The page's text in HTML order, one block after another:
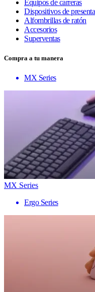
Equipos de carreras
Dispositivos de
Alfombrillas de ratón
Accesorios
Superventas
Compra a tu manera
MX Series
MX Series
Ergo Series